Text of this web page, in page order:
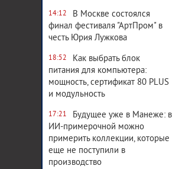
14:12
В Москве состоялся
финал фестиваля "АртПром" в
честь Юрия Лужкова
18:52
Как выбрать блок
питания для компьютера:
мощность, сертификат 80 PLUS
и модульность
17:21
Будущее уже в Манеже: в
ИИ-примерочной можно
примерить коллекции, которые
еще не поступили в
производство